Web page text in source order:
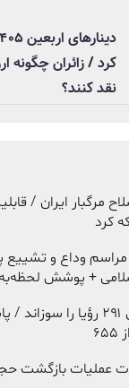
کرد / زائران چگونه
نقد کنند؟
مرگبار ایران /
کرد
مراسم وداع و تشییع
+ پوشش
عملیات بازگشت